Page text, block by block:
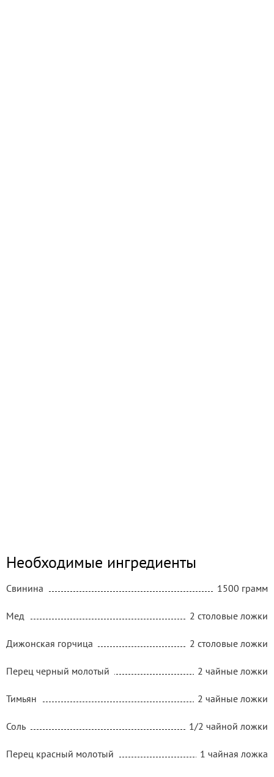
Необходимые ингредиенты
Свинина 1500 грамм
Мед 2 столовые ложки
Дижонская горчица 2 столовые ложки
Перец черный молотый 2 чайные ложки
Тимьян 2 чайные ложки
Соль 1/2 чайной ложки
Перец красный молотый 1 чайная ложка